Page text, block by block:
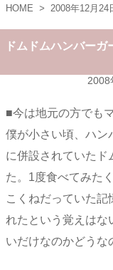
HOME > 2008年12月24
ドムドムハンバーガ
2008
■今は地元の方でも
僕が小さい頃、ハン
に併設されていたド
た。1度食べてみた
こくねだっていた記
れたという覚えはな
いだけなのかどうな